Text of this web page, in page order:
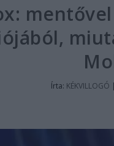
Írta: KÉKVILLOGÓ